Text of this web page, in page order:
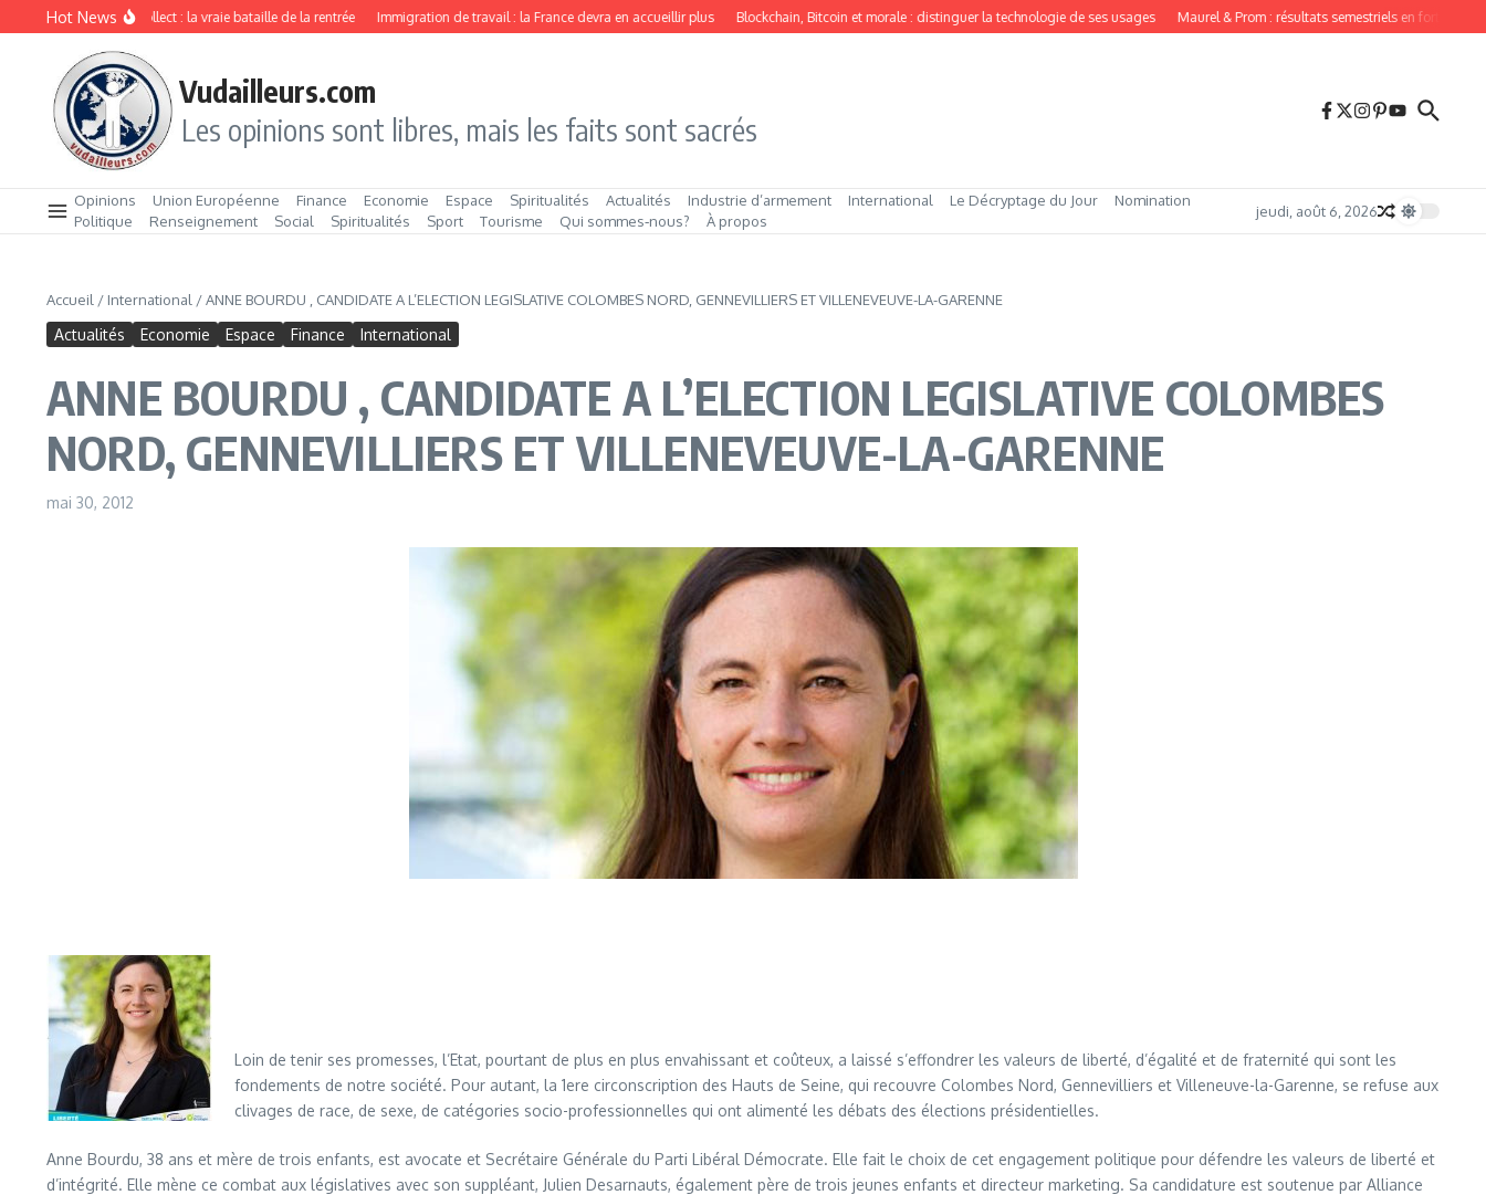
Aller au contenu
Hot News
Drive ou Click & Collect : la vraie bataille de la rentrée Immigration de travail : la France devra en accueillir plus Blockchain, Bitcoin et morale : distinguer la technologie de ses usages Maurel & Prom : résultats semestriels en forte hausse
Vudailleurs.com
Les opinions sont libres, mais les faits sont sacrés
Opinions Union Européenne Finance Economie Espace Spiritualités Actualités Industrie d’armement International Le Décryptage du Jour
Nomination
Politique
Renseignement Social Spiritualités Sport Tourisme Qui sommes‑nous? À propos
jeudi, août 6, 2026
Accueil / International /ANNE BOURDU , CANDIDATE A L’ELECTION LEGISLATIVE COLOMBES NORD, GENNEVILLIERS ET VILLENEVEUVE-LA-GARENNE
Actualités Economie Espace Finance International
ANNE BOURDU , CANDIDATE A L’ELECTION LEGISLATIVE COLOMBES
NORD, GENNEVILLIERS ET VILLENEVEUVE-LA-GARENNE
mai 30, 2012
Loin de tenir ses promesses, l’Etat, pourtant de plus en plus envahissant et coûteux, a laissé s’effondrer les valeurs de liberté, d’égalité et de fraternité qui sont les
fondements de notre société. Pour autant, la 1ere circonscription des Hauts de Seine, qui recouvre Colombes Nord, Gennevilliers et Villeneuve-la-Garenne, se refuse aux
clivages de race, de sexe, de catégories socio-professionnelles qui ont alimenté les débats des élections présidentielles.
Anne Bourdu, 38 ans et mère de trois enfants, est avocate et Secrétaire Générale du Parti Libéral Démocrate. Elle fait le choix de cet engagement politique pour défendre les valeurs de liberté et
d’intégrité. Elle mène ce combat aux législatives avec son suppléant, Julien Desarnauts, également père de trois jeunes enfants et directeur marketing. Sa candidature est soutenue par Alliance